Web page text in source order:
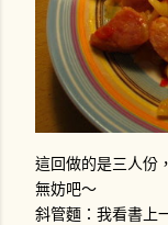
這回做的是三人份
無妨吧～
斜管麵：我看書上